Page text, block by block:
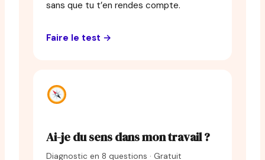
sans que tu t’en rendes compte.
Faire le test →
Ai-je du sens dans mon travail ?
Diagnostic en 8 questions · Gratuit